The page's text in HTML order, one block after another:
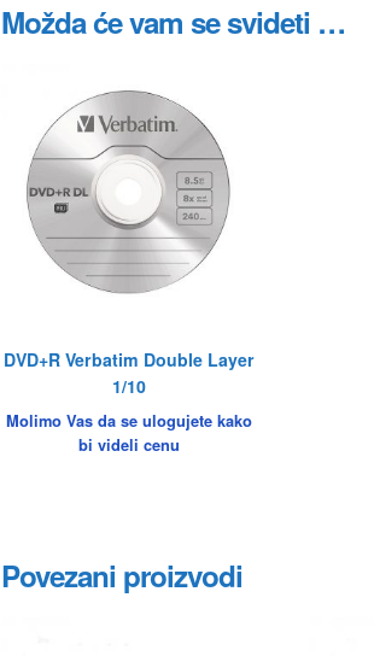
Možda će vam se svideti …
DVD+R Verbatim Double Layer
1/10
Molimo Vas da se ulogujete kako
bi videli cenu
Povezani proizvodi